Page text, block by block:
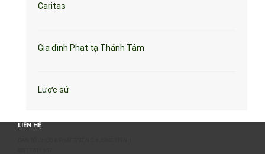
Caritas
Gia đình Phạt tạ Thánh Tâm
Lược sử
LIÊN HỆ